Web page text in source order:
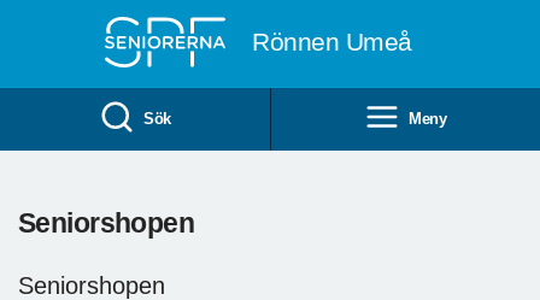
Rönnen Umeå
Sök Meny
Seniorshopen
Seniorshopen